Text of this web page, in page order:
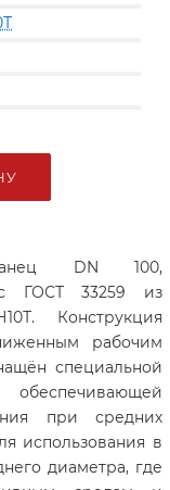
DN 100,
с ГОСТ 33259 из
Конструкция
рабочим
специальной
при средних
использования в
диаметра, где